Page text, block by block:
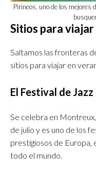
Pirineos, uno de los mejores
Sitios para
Saltamos las fronteras
sitios para viajar en
El Festival de
Se celebra en
de julio y es uno de los
prestigiosos de Europa,
todo el mundo.